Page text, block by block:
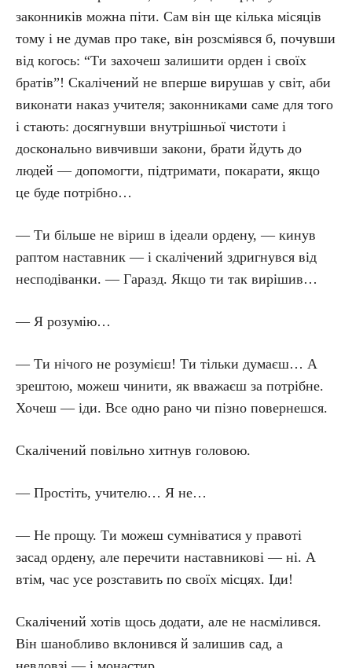
законників можна піти. Сам він ще кілька місяців
тому і не думав про таке, він розсміявся б, почувши
від когось: “Ти захочеш залишити орден і своїх
братів”! Скалічений не вперше вирушав у світ, аби
виконати наказ учителя; законниками саме для того
і стають: досягнувши внутрішньої чистоти і
досконально вивчивши закони, брати йдуть до
людей — допомогти, підтримати, покарати, якщо
це буде потрібно…
— Ти більше не віриш в ідеали ордену, — кинув
раптом наставник — і скалічений здригнувся від
несподіванки. — Гаразд. Якщо ти так вирішив…
— Я розумію…
— Ти нічого не розумієш! Ти тільки думаєш… А
зрештою, можеш чинити, як вважаєш за потрібне.
Хочеш — іди. Все одно рано чи пізно повернешся.
Скалічений повільно хитнув головою.
— Простіть, учителю… Я не…
— Не прощу. Ти можеш сумніватися у правоті
засад ордену, але перечити наставникові — ні. А
втім, час усе розставить по своїх місцях. Іди!
Скалічений хотів щось додати, але не насмілився.
Він шанобливо вклонився й залишив сад, а